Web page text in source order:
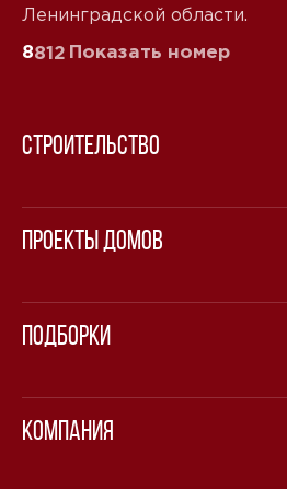
Ленинградской области.
8812 Показать номер
Строительство
Проекты домов
Подборки
Компания